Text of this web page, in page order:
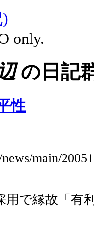
only.
の日記
性
main/
用で縁故「有